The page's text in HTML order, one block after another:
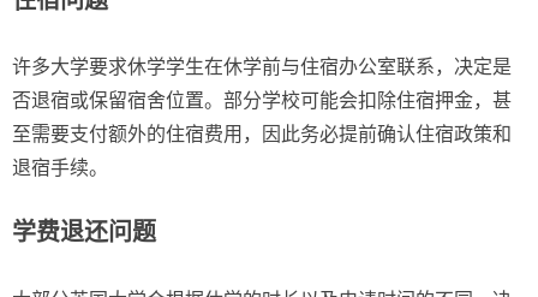
许多大学要求休学学生在休学前与住宿办公室联系，决定是
否退宿或保留宿舍位置。部分学校可能会扣除住宿押金，甚
至需要支付额外的住宿费用，因此务必提前确认住宿政策和
退宿手续。
学费退还问题